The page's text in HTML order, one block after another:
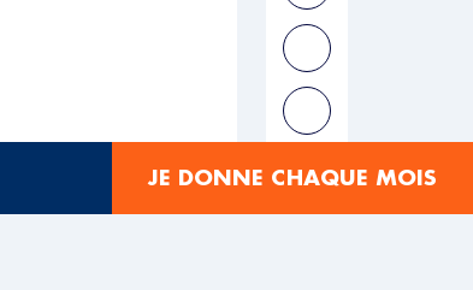
JE DONNE CHAQUE MOIS